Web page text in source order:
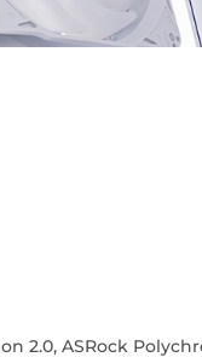
2.0, ASRock